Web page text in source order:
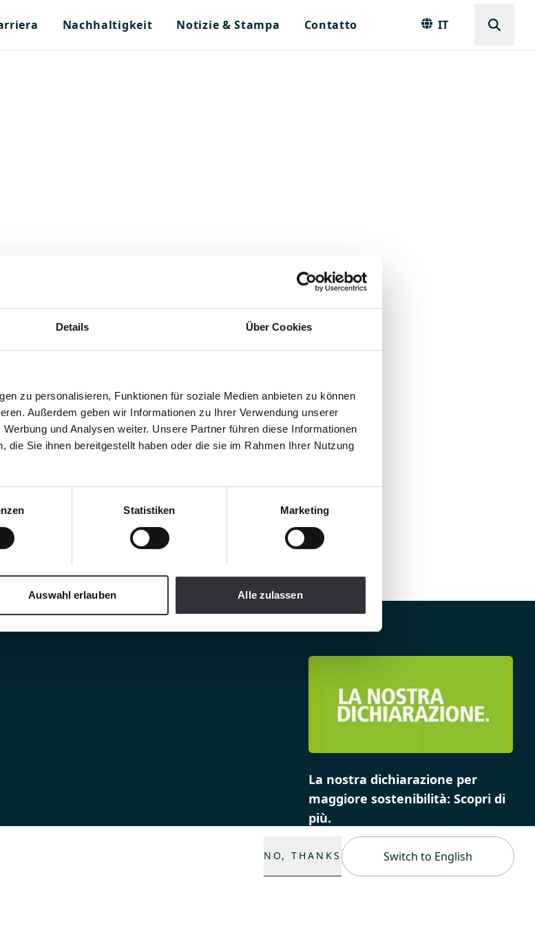
Details Über Cookies
zu personalisieren, Funktionen für soziale Medien anbieten zu können
Außerdem geben wir Informationen zu Ihrer Verwendung unserer
und Analysen weiter. Unsere Partner führen diese Informationen
die Sie ihnen bereitgestellt haben oder die sie im Rahmen Ihrer Nutzung
Statistiken Marketing
Auswahl erlauben Alle zulassen
Nachhaltigkeit Notizie & Stampa Contatto IT
La nostra dichiarazione per
maggiore sostenibilità: Scopri di
più.
NO, THANKS Switch to English